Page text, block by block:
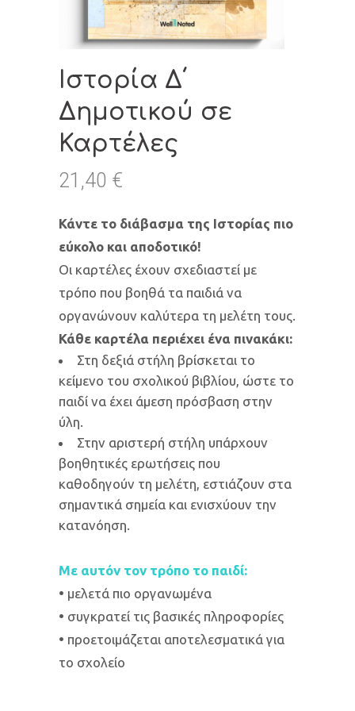
Ιστορία Δ΄
Δημοτικού σε
Καρτέλες
21,40 €
Κάντε το διάβασμα της Ιστορίας πιο
εύκολο και αποδοτικό!
Οι καρτέλες έχουν σχεδιαστεί με
τρόπο που βοηθά τα παιδιά να
οργανώνουν καλύτερα τη μελέτη τους.
Κάθε καρτέλα περιέχει ένα πινακάκι:
Στη δεξιά στήλη βρίσκεται το
κείμενο του σχολικού βιβλίου, ώστε το
παιδί να έχει άμεση πρόσβαση στην
ύλη.
Στην αριστερή στήλη υπάρχουν
βοηθητικές ερωτήσεις που
καθοδηγούν τη μελέτη, εστιάζουν στα
σημαντικά σημεία και ενισχύουν την
κατανόηση.
Με αυτόν τον τρόπο το παιδί:
• μελετά πιο οργανωμένα
• συγκρατεί τις βασικές πληροφορίες
• προετοιμάζεται αποτελεσματικά για
το σχολείο